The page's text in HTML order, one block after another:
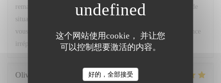
这个网站使用cookie， 并让您
可以控制想要激活的内容。
好的，全部接受
remarques ont été partagées avec notre équipe afin que ce type de
situation ne se reproduise pas. Nous espérons avoir le plaisir de
vous accueillir très prochainement pour vous offrir une expérience
irréprochable. Bien cordialement, L. Fornaro Maitre d'hôtel
Olivier